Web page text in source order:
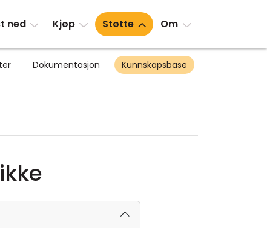
ned Kjøp Støtte Om
Dokumentasjon Kunnskapsbase